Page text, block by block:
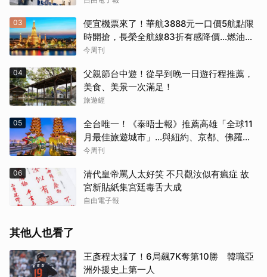
03
便宜機票來了！華航3888元一口價5航點限
時開搶，長榮全航線83折有感降價…燃油稅
8/9調漲早買早省
今周刊
04
父親節台中遊！從早到晚一日遊行程推薦，
美食、美景一次滿足！
旅遊經
05
全台唯一！《泰晤士報》推薦高雄「全球11
月最佳旅遊城市」…與紐約、京都、佛羅倫
斯共同入榜，理由曝光
今周刊
06
清代皇帝罵人太好笑 不只觀汝似有瘋症 故
宮新貼紙集宮廷毒舌大成
自由電子報
其他人也看了
王彥程太猛了！6局飆7K奪第10勝 韓職亞
洲外援史上第一人